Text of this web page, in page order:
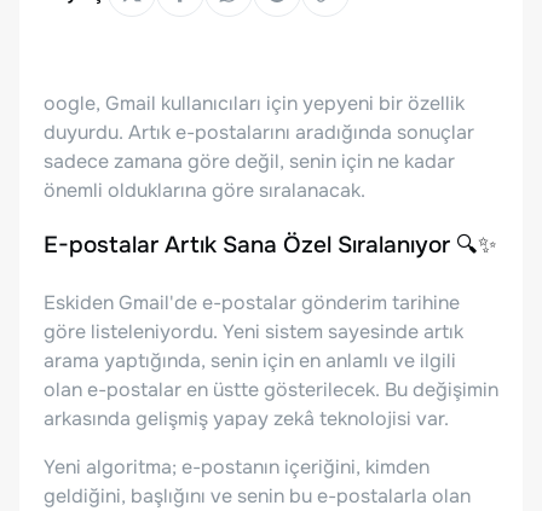
oogle, Gmail kullanıcıları için yepyeni bir özellik
duyurdu. Artık e-postalarını aradığında sonuçlar
sadece zamana göre değil, senin için ne kadar
önemli olduklarına göre sıralanacak.
E-postalar Artık Sana Özel Sıralanıyor 🔍✨
Eskiden Gmail'de e-postalar gönderim tarihine
göre listeleniyordu. Yeni sistem sayesinde artık
arama yaptığında, senin için en anlamlı ve ilgili
olan e-postalar en üstte gösterilecek. Bu değişimin
arkasında gelişmiş yapay zekâ teknolojisi var.
Yeni algoritma; e-postanın içeriğini, kimden
geldiğini, başlığını ve senin bu e-postalarla olan